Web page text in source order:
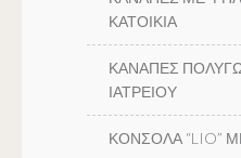
ΚΑΤΟΙΚΙΑ
ΚΑΝΑΠΕΣ
ΙΑΤΡΕΙΟΥ
ΚΟΝΣΟΛΑ “LIO”